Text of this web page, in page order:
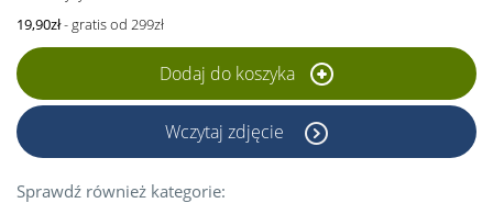
19,90zł- gratis od 299zł
Dodaj do koszyka
Wczytaj zdjęcie
Sprawdź również kategorie: